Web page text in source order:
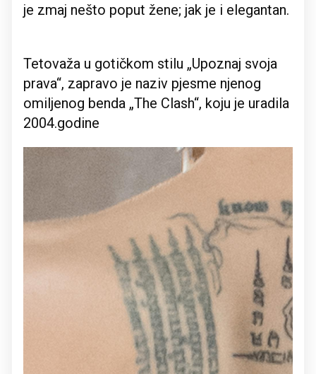
je zmaj nešto poput žene; jak je i elegantan.
Tetovaža u gotičkom stilu „Upoznaj svoja
prava“, zapravo je naziv pjesme njenog
omiljenog benda „The Clash“, koju je uradila
2004.godine